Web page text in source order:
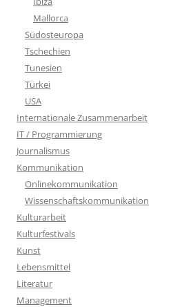
Mallorca
Südosteuropa
Tschechien
Tunesien
Türkei
USA
Internationale Zusammenarbeit
IT / Programmierung
Journalismus
Kommunikation
Onlinekommunikation
Wissenschaftskommunikation
Kulturarbeit
Kulturfestivals
Kunst
Lebensmittel
Literatur
Management